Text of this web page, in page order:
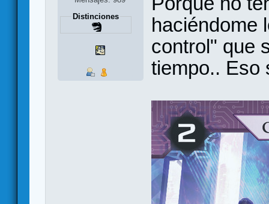
Distinciones
haciéndome
control" que
tiempo.. Eso